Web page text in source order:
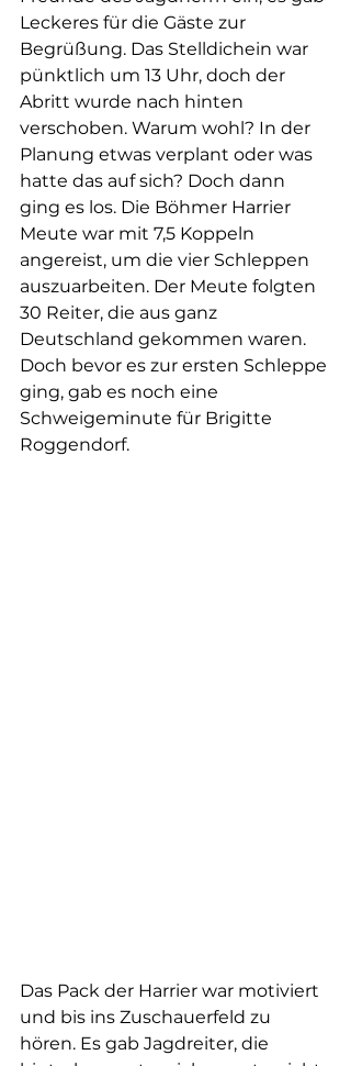
Leckeres für die Gäste zur
Begrüßung. Das Stelldichein war
pünktlich um 13 Uhr, doch der
Abritt wurde nach hinten
verschoben. Warum wohl? In der
Planung etwas verplant oder was
hatte das auf sich? Doch dann
ging es los. Die Böhmer Harrier
Meute war mit 7,5 Koppeln
angereist, um die vier Schleppen
auszuarbeiten. Der Meute folgten
30 Reiter, die aus ganz
Deutschland gekommen waren.
Doch bevor es zur ersten Schleppe
ging, gab es noch eine
Schweigeminute für Brigitte
Roggendorf.
Das Pack der Harrier war motiviert
und bis ins Zuschauerfeld zu
hören. Es gab Jagdreiter, die